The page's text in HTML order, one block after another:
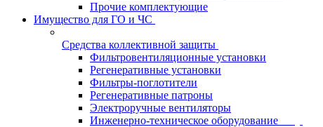
Прочие комплектующие
Имущество для ГО и ЧС
Средства коллективной защиты
Фильтровентиляционные установки
Регенеративные установки
Фильтры-поглотители
Регенеративные патроны
Электроручные вентиляторы
Инженерно-техническое оборудование